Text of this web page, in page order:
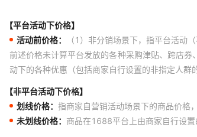
【平台活动下价格】
活动前价格：
（1）非分销场景下，指平台活动
前述价格未计算平台发放的各种采购津贴、跨店
动下的各种优惠（包括商家自行设置的非指定人群
【非平台活动下价格】
划线价格： 指商家自营销活动场景下的商品价格
未划线价格： 商品在1688平台上由商家自行设置